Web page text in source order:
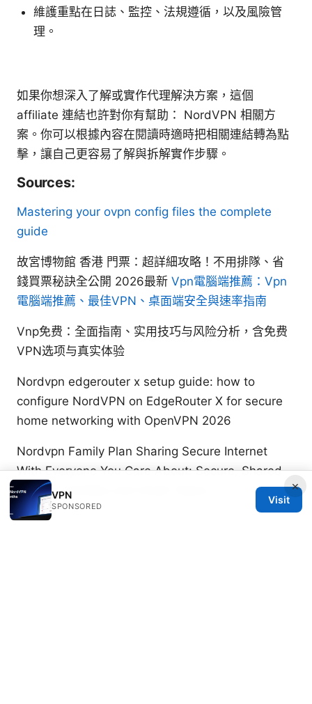
維護重點在日誌、監控、法規遵循，以及風險管
理。
如果你想深入了解或實作代理解決方案，這個
affiliate 連結也許對你有幫助： NordVPN 相關方
案。你可以根據內容在閱讀時適時把相關連結轉為點
擊，讓自己更容易了解與拆解實作步驟。
Sources:
Mastering your ovpn config files the complete
guide
故宮博物館 香港 門票：超詳細攻略！不用排隊、省
錢買票秘訣全公開 2026最新 Vpn電腦端推薦：Vpn
電腦端推薦、最佳VPN、桌面端安全與速率指南
Vnp免费：全面指南、实用技巧与风险分析，含免费
VPN选项与真实体验
Nordvpn edgerouter x setup guide: how to
configure NordVPN on EdgeRouter X for secure
home networking with OpenVPN 2026
Nordvpn Family Plan Sharing Secure Internet
With Everyone You Care About: Secure, Shared
VPN for Families and Small Teams
×
VPN
SPONSORED
Visit